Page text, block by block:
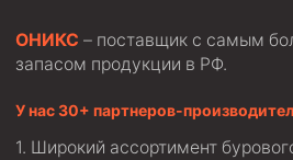
ОНИКС – поставщик с самым
запасом продукции в РФ.
У нас 30+ партнеров-
Широкий ассортимент